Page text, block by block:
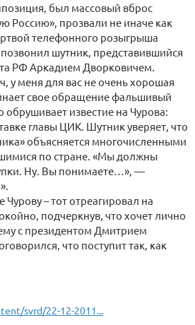
был массовый вброс
Россию», прозвали не иначе как
телефонного розыгрыша
шутник, представившийся
РФ Аркадием Дворковичем.
у меня для вас не очень хорошая
свое обращение фальшивый
обрушивает известие на Чурова:
главы ЦИК. Шутник уверяет, что
объясняется многочисленными
по стране. «Мы должны
Ну. Вы понимаете…», —
– тот отреагировал на
подчеркнув, что хочет лично
с президентом Дмитрием
что поступит так, как
svrd/22-12-2011...